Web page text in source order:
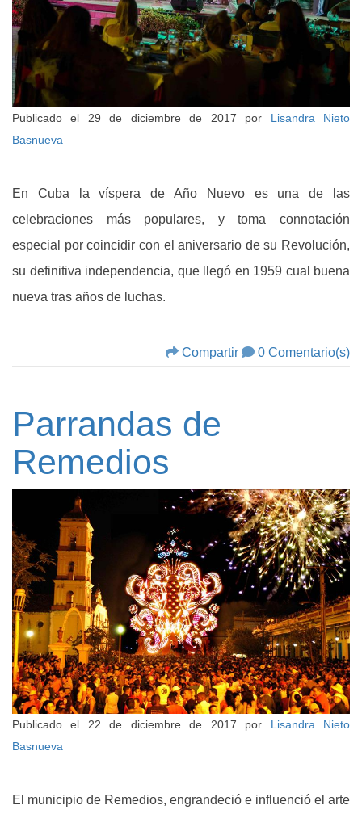
Publicado el 29 de diciembre de 2017 por
Lisandra Nieto
Basnueva
En Cuba la víspera de Año Nuevo es una de las
celebraciones más populares, y toma connotación
especial por coincidir con el aniversario de su Revolución,
su definitiva independencia, que llegó en 1959 cual buena
nueva tras años de luchas.
Compartir 0 Comentario(s)
Parrandas de
Remedios
Publicado el 22 de diciembre de 2017 por
Lisandra Nieto
Basnueva
El municipio de Remedios, engrandeció e influenció el arte